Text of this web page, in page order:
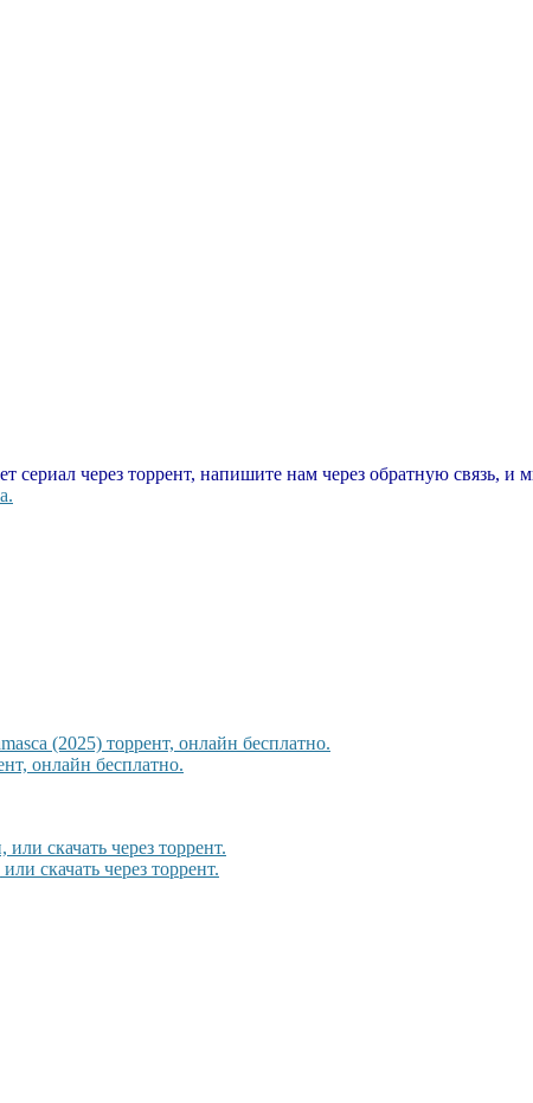
сериал через торрент, напишите нам через обратную связь, и
(2025) торрент, онлайн бесплатно.
онлайн бесплатно.
скачать через торрент.
скачать через торрент.